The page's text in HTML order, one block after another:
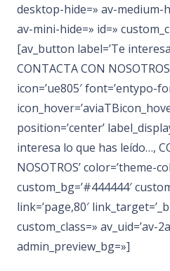
desktop-hide=» av-medium-
av-mini-hide=» id=»
[av_button label=’Te
CONTACTA CON
icon=’ue805′ font=’entypo-
position=’center’
interesa lo que has leído…,
NOSOTROS’ color=’theme-
custom_bg=’#444444′
link=’page,80′
custom_class=» av_uid=’av-
admin_preview_bg=»]